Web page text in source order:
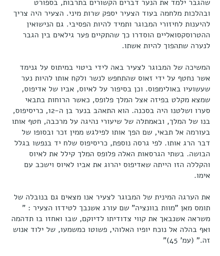
שהגבר ילמד את הנער דברים הקשורים בתרבות, בספורט
ובהלכות מלחמה בעוד הצעיר יספק שרות מיני. הצעיר היה צריך
להיענות לחיזורי המבוגר ותמיד להיות הפסיבי. גם הנישואין
ההטרוסקסואליים הוסדרו כך שהתקיים פער גילאים בין הגבר
לנערה שתהפוך להיות אשתו.
המשיכה של המבוגר לצעיר באה לידי ביטוי במיתוס על גנימד
אשר נחטף על ידי זאוס שהתחפש לנשר ולקח אותו להיות נער
שעשועיו באולימפוס. וכן בסיפור על לאיוס, אביו של אדיפוס,
שמצא מקלט בפיזה אצל המלך פלופס, כאשר הרוחות בתבאי
סערו ושלטנו היה בסכנה. הוא התאהב בנער בן ה-12, כריסיפוס,
בנו של המלך, ובאמתלה של שיעורי נהיגה על מרכבה, חטף אותו
בעורמה אל תבאי, שם הפך אותו לפילגש ממין זכר ובסופו של
דבר הרג אותו. לפי גרסה נוספת, כריסיפוס שלח יד בנפשו בגלל
הבושה. בשתי הגרסאות האלה פלופס המלך קילל את לאיוס
והקללה הזו הייתה שאדיפוס יהרוג את אביו לאיוס וישכב עם
אימו.
את הערגה המינית של המבוגר לצעיר אנו מצאים גם בנובלה של
תומס מאן "מוות בוונציה" שם עורג אשנבך לטידזו הצעיר : "
משראה אשנבאך את קווי צדודיתו לדיוקם, שבו ואחזו בו תדהמה
ואף בהלה אל נוכח יופיו האלוהי, פשוטו כמשמעו, של ילוד אנוש
זה." (עמ' 45)"